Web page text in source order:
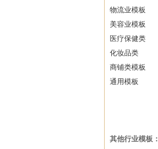
物流业模板
美容业模板
医疗保健类
化妆品类
商铺类模板
通用模板
其他行业模板：